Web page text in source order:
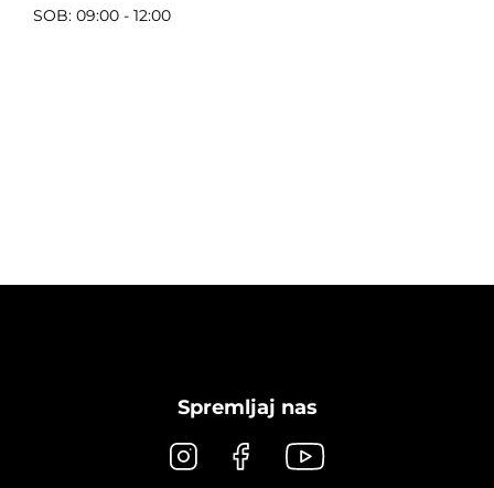
SOB: 09:00 - 12:00
Spremljaj nas